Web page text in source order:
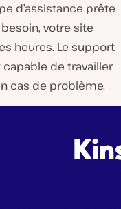
d’assistance prête
votre site
heures. Le support
de travailler
cas de problème.